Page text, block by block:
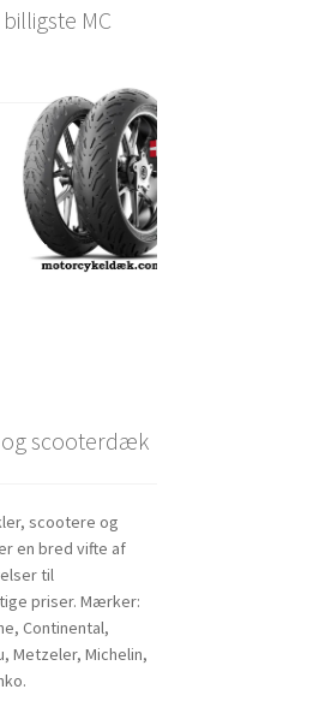
MC
scooterdæk
scootere og
en bred vifte af
til
priser. Mærker:
Continental,
Metzeler, Michelin,